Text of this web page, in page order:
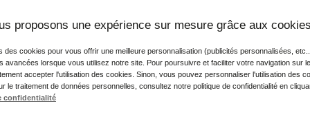
par une intervention esthétique peut, avec le temps,
anti-marques A-DERMA aide à favoriser la régénération,
qualité globale de la peau grâce à l'avoine Rhealba® et à l'acide
proposons une expérience sur mesure grâce aux
des cookies pour vous offrir une meilleure personnalisation (publicités personnalisées,
avancées lorsque vous utilisez notre site. Pour poursuivre et faciliter votre navigation sur
accepter l'utilisation des cookies. Sinon, vous pouvez personnaliser l'utilisation des
le traitement de données personnelles, consultez notre politique de confidentialité en
confidentialité